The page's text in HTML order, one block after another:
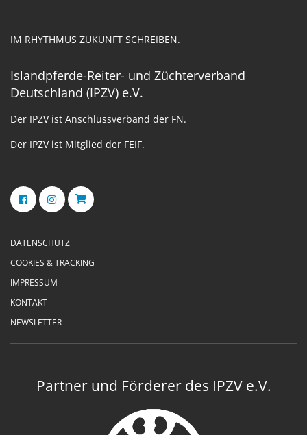
IM RHYTHMUS ZUKUNFT SCHREIBEN.
Islandpferde-Reiter- und Züchterverband
Deutschland (IPZV) e.V.
Der IPZV ist Anschlussverband der FN.
Der IPZV ist Mitglied der FEIF.
DATENSCHUTZ
COOKIES & TRACKING
IMPRESSUM
KONTAKT
NEWSLETTER
Partner und Förderer des IPZV e.V.